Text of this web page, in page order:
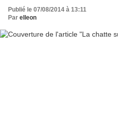
Publié le 07/08/2014 à 13:11
Par elleon